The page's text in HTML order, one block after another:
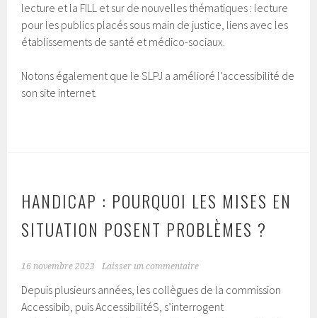
lecture et la FILL et sur de nouvelles thématiques : lecture
pour les publics placés sous main de justice, liens avec les
établissements de santé et médico-sociaux.
Notons également que le SLPJ a amélioré l’accessibilité de
son site internet.
HANDICAP : POURQUOI LES MISES EN
SITUATION POSENT PROBLÈMES ?
16 novembre 2023 Laisser un commentaire
Depuis plusieurs années, les collègues de la commission
Accessibib, puis AccessibilitéS, s’interrogent